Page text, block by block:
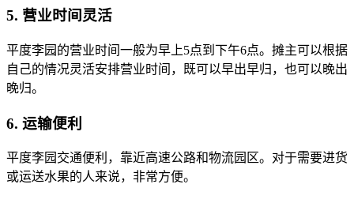
5. 营业时间灵活
平度李园的营业时间一般为早上5点到下午6点。摊主可以根据
自己的情况灵活安排营业时间，既可以早出早归，也可以晚出
晚归。
6. 运输便利
平度李园交通便利，靠近高速公路和物流园区。对于需要进货
或运送水果的人来说，非常方便。